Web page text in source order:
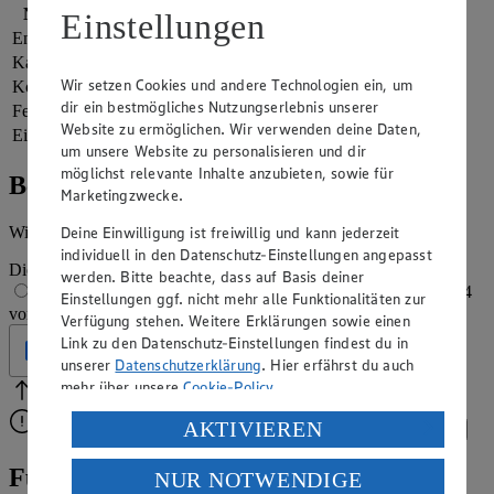
Nährwerte
pro Portion
Energie
599 kj (7 %)
Kalorien
Kohlenhydrate 9 g
Fett
11 g
Eiweiß
3 g
Bewertung
Wie hat es dir geschmeckt?
Die Bewertung wird automatisch gespeichert
1 von 5 Sternen
2 von 5 Sternen 3 von 5 Sternen
4
von 5 Sternen
5 von 5 Sternen
Geprüft
Bitte wähle eine Bewertung aus, um fortzufahren.
Für Fans fruchtig-bitterer Aromen: das
Einstellungen
Wir setzen Cookies und andere Technologien ein, um
dir ein bestmögliches Nutzungserlebnis unserer
Website zu ermöglichen. Wir verwenden deine Daten,
um unsere Website zu personalisieren und dir
möglichst relevante Inhalte anzubieten, sowie für
Marketingzwecke.
Deine Einwilligung ist freiwillig und kann jederzeit
individuell in den Datenschutz-Einstellungen angepasst
werden. Bitte beachte, dass auf Basis deiner
Einstellungen ggf. nicht mehr alle Funktionalitäten zur
Verfügung stehen. Weitere Erklärungen sowie einen
Link zu den Datenschutz-Einstellungen findest du in
unserer Datenschutzerklärung. Hier erfährst du auch
mehr über unsereCookie-Policy.
Verarbeitung deiner personenbezogenen Daten in den
USA durch Facebook und YouTube:
Wenn du auf „Aktivieren“ klickst, willigst du im Sinne
AKTIVIEREN
NUR NOTWENDIGE